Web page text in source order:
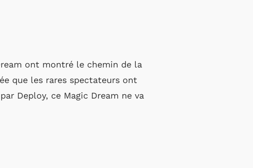
ont montré le chemin de la
que les rares spectateurs ont
Deploy, ce Magic Dream ne va